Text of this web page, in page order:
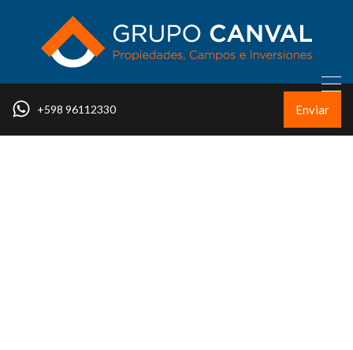
+598 96112330 Enviar